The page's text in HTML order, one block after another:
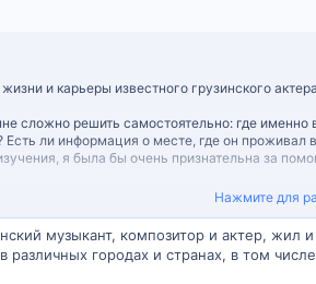
и карьеры известного грузинского
сложно решить самостоятельно: где
Есть ли информация о месте, где он
я была бы очень признательна за
Нажмите для
музыкант, композитор и актер,
городах и странах, в том